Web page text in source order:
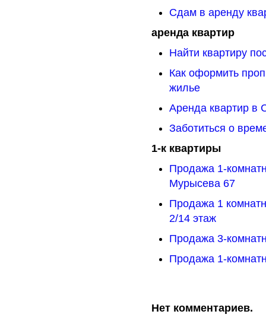
Сдам в аренду
аренда квартир
Найти квартиру
Как оформить
жилье
Аренда квартир в
Заботиться о
1-к квартиры
Продажа 1-
Мурысева 67
Продажа 1
2/14 этаж
Продажа 3-
Продажа 1-
Нет комментариев.